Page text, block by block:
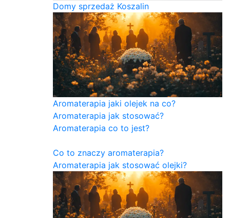
Domy sprzedaż Koszalin
Aromaterapia jaki olejek na co?
Aromaterapia jak stosować?
Aromaterapia co to jest?
Co to znaczy aromaterapia?
Aromaterapia jak stosować olejki?